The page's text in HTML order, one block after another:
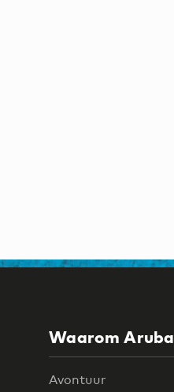
Waarom Aruba
Avontuur